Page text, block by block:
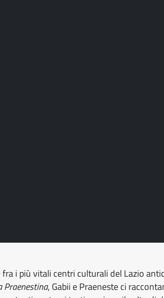
i più vitali centri culturali del Lazio
Praenestina, Gabii e Praeneste ci